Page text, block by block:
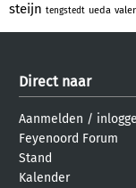
steijn tengstedt ueda
Direct naar
Aanmelden /
Feyenoord Forum
Stand
Kalender